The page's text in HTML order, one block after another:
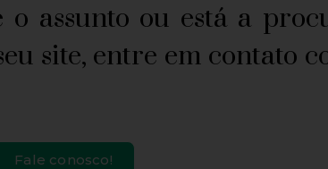
ou está a
site, entre em contato
Fale conosco!